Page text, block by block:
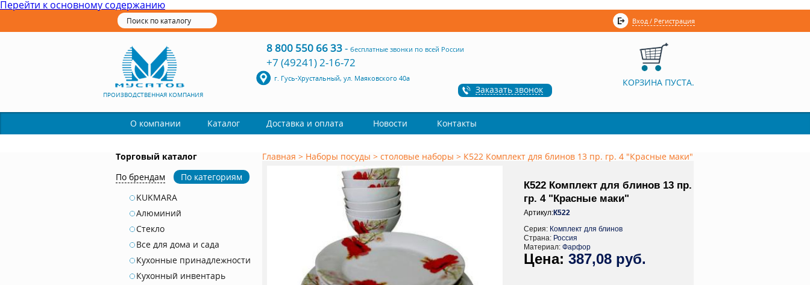
Перейти к основному содержанию
Вход / Регистрация
ПРОИЗВОДСТВЕННАЯ КОМПАНИЯ
8 800 550 66 33- бесплатные звонки по всей России
+7 (49241) 2-16-72
г. Гусь-Хрустальный, ул. Маяковского 40а
Заказать звонок
КОРЗИНА ПУСТА.
О компании Каталог Доставка и оплата Новости Контакты
Торговый каталог
По брендам
По категориям
KUKMARA
Алюминий
Стекло
Все для дома и сада
Кухонные принадлежности
Кухонный инвентарь
Главная > Наборы посуды > столовые наборы > К522 Комплект для блинов 13 пр. гр. 4 "Красные маки"
К522 Комплект для блинов 13 пр.
гр. 4 "Красные маки"
Артикул:К522
Серия: Комплект для блинов
Страна: Россия
Материал: Фарфор
387,08 руб.